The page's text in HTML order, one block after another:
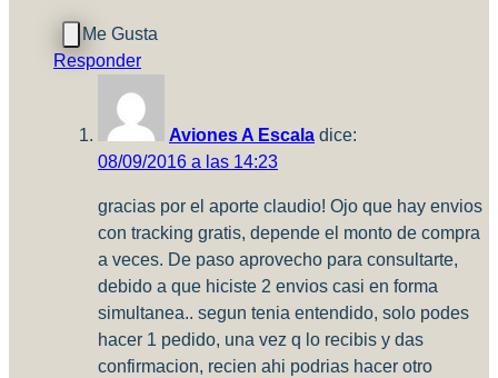
Responder
Aviones A Escala dice:
08/09/2016 a las 14:23
gracias por el aporte claudio! Ojo que hay envios
con tracking gratis, depende el monto de compra
a veces. De paso aprovecho para consultarte,
debido a que hiciste 2 envios casi en forma
simultanea.. segun tenia entendido, solo podes
hacer 1 pedido, una vez q lo recibis y das
confirmacion, recien ahi podrias hacer otro